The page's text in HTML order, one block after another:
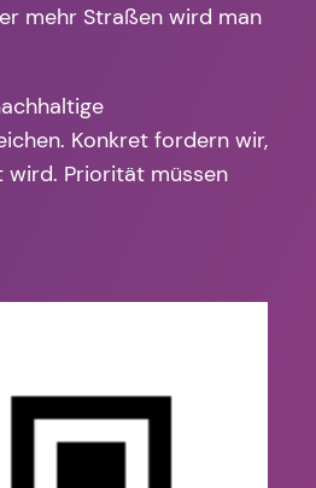
mehr Straßen wird man
Konkret fordern wir,
wird. Priorität müssen